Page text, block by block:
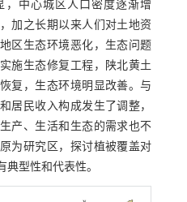
，中心城区人口密度逐渐增
加之长期以来人们对土地资
区生态环境恶化，生态问题
施生态修复工程，陕北黄土
复，生态环境明显改善。与
居民收入构成发生了调整，
产、生活和生态的需求也不
为研究区，探讨植被覆盖对
型性和代表性。